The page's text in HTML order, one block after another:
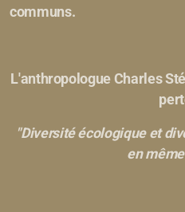
communs.
L'anthropologue Charles
"Diversité écologique et
en